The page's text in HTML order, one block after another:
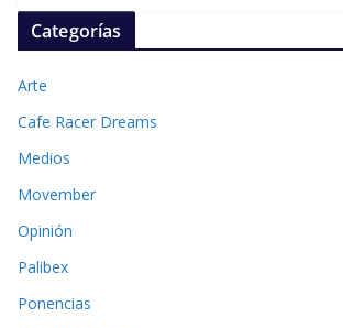
Categorías
Arte
Cafe Racer Dreams
Medios
Movember
Opinión
Palibex
Ponencias